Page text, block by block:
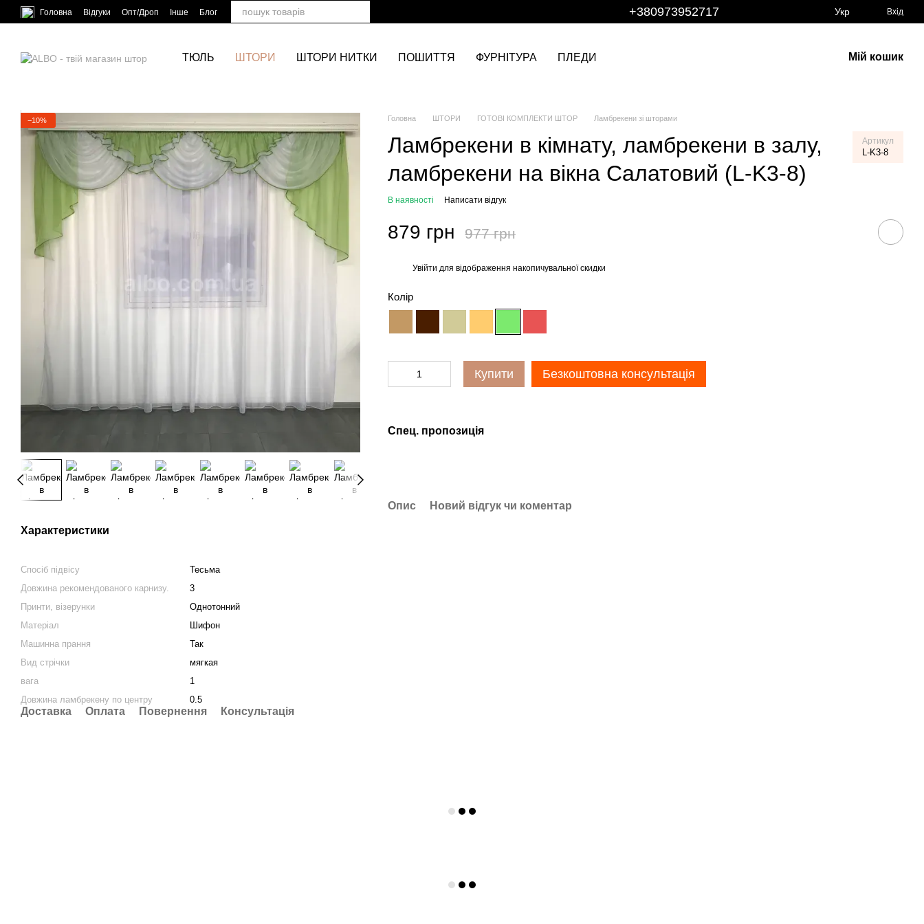
Перейти до основного контенту
Головна Відгуки Опт/Дроп Інше Блог +380973952717 Укр Вхід
ТЮЛЬ ШТОРИ ШТОРИ НИТКИ ПОШИТТЯ ФУРНІТУРА ПЛЕДИ Мій кошик
−10%
Характеристики
Спосіб підвісу
Тесьма
Довжина рекомендованого карнизу.
3
Принти, візерунки
Однотонний
Матеріал
Шифон
Машинна прання
Так
Вид стрічки
мягкая
вага
1
Довжина ламбрекену по центру
0.5
Доставка Оплата Повернення Консультація
Головна ШТОРИ ГОТОВІ КОМПЛЕКТИ ШТОР Ламбрекени зі шторами
Ламбрекени в кімнату, ламбрекени в залу,
ламбрекени на вікна Салатовий (L-K3-8)
Артикул
L-K3-8
В наявності Написати відгук
879 грн 977 грн
Увійти для відображення накопичувальної скидки
Колір
Купити Безкоштовна консультація
Спец. пропозиція
Опис Новий відгук чи коментар